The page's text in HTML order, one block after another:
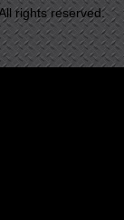
rights reserved.